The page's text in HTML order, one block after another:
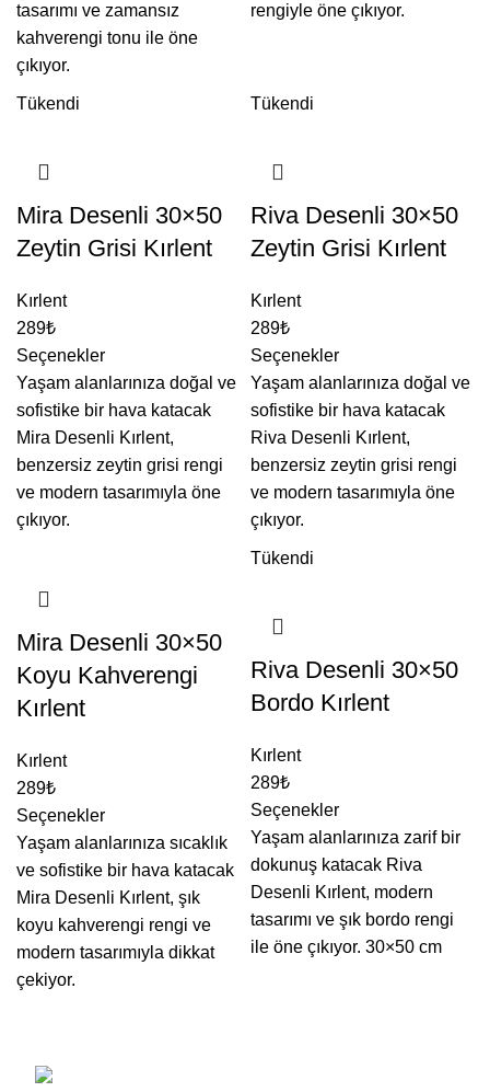
tasarımı ve zamansız
kahverengi tonu ile öne
çıkıyor.
rengiyle öne çıkıyor.
Tükendi
Mira Desenli 30×50
Zeytin Grisi Kırlent
Kırlent
289₺
Seçenekler
Yaşam alanlarınıza doğal ve
sofistike bir hava katacak
Mira Desenli Kırlent,
benzersiz zeytin grisi rengi
ve modern tasarımıyla öne
çıkıyor.
Tükendi
Riva Desenli 30×50
Zeytin Grisi Kırlent
Kırlent
289₺
Seçenekler
Yaşam alanlarınıza doğal ve
sofistike bir hava katacak
Riva Desenli Kırlent,
benzersiz zeytin grisi rengi
ve modern tasarımıyla öne
çıkıyor.
Mira Desenli 30×50
Koyu Kahverengi
Kırlent
Kırlent
289₺
Seçenekler
Yaşam alanlarınıza sıcaklık
ve sofistike bir hava katacak
Mira Desenli Kırlent, şık
koyu kahverengi rengi ve
modern tasarımıyla dikkat
çekiyor.
Tükendi
Riva Desenli 30×50
Bordo Kırlent
Kırlent
289₺
Seçenekler
Yaşam alanlarınıza zarif bir
dokunuş katacak Riva
Desenli Kırlent, modern
tasarımı ve şık bordo rengi
ile öne çıkıyor. 30×50 cm